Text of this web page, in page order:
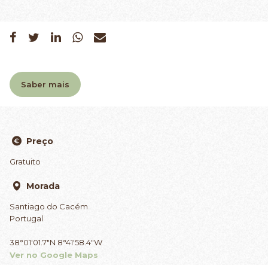
Saber mais
Preço
Gratuito
Morada
Santiago do Cacém
Portugal
38°01'01.7"N 8°41'58.4"W
Ver no Google Maps